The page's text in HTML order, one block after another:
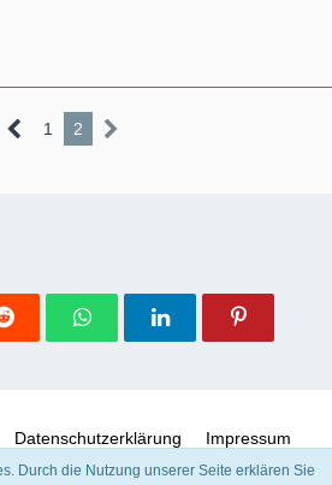
1 2
Datenschutzerklärung Impressum
Durch die Nutzung unserer Seite erklären Sie